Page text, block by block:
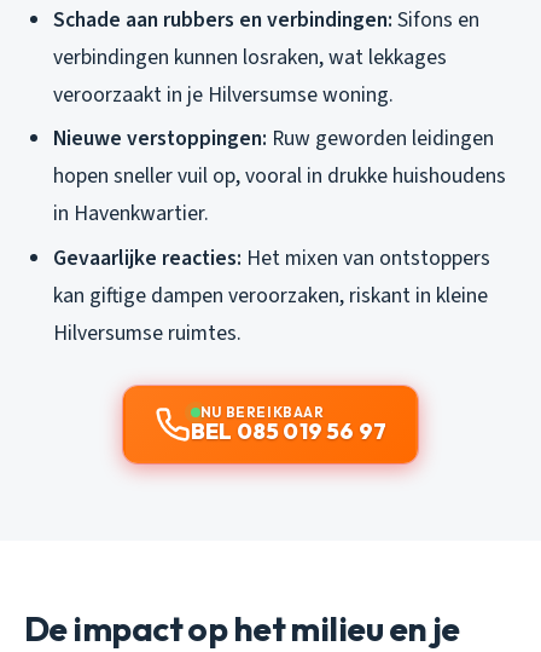
Schade aan rubbers en verbindingen: Sifons en
verbindingen kunnen losraken, wat lekkages
veroorzaakt in je Hilversumse woning.
Nieuwe verstoppingen: Ruw geworden leidingen
hopen sneller vuil op, vooral in drukke huishoudens
in Havenkwartier.
Gevaarlijke reacties: Het mixen van ontstoppers
kan giftige dampen veroorzaken, riskant in kleine
Hilversumse ruimtes.
NU BEREIKBAAR
BEL 085 019 56 97
De impact op het milieu en je